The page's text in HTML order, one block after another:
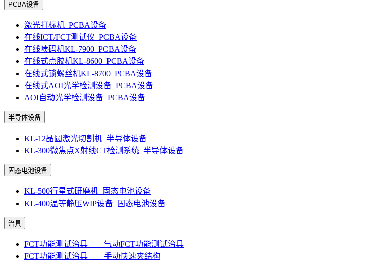
PCBA设备
激光打标机_PCBA设备
在线ICT/FCT测试仪_PCBA设备
在线喷码机KL-7900_PCBA设备
在线式点胶机KL-8600_PCBA设备
在线式锁螺丝机KL-8700_PCBA设备
在线式AOI光学检测设备_PCBA设备
AOI自动光学检测设备_PCBA设备
半导体设备
KL-12晶圆激光切割机_半导体设备
KL-300微焦点X射线CT检测系统_半导体设备
固态电池设备
KL-500行星式研磨机_固态电池设备
KL-400温等静压WIP设备_固态电池设备
治具
FCT功能测试治具——气动FCT功能测试治具
FCT功能测试治具——手动快速夹结构